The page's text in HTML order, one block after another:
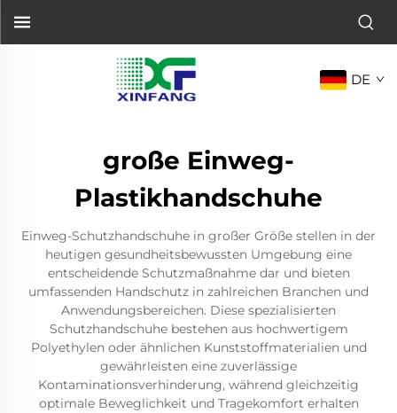
DE
große Einweg-
Plastikhandschuhe
Einweg-Schutzhandschuhe in großer Größe stellen in der
heutigen gesundheitsbewussten Umgebung eine
entscheidende Schutzmaßnahme dar und bieten
umfassenden Handschutz in zahlreichen Branchen und
Anwendungsbereichen. Diese spezialisierten
Schutzhandschuhe bestehen aus hochwertigem
Polyethylen oder ähnlichen Kunststoffmaterialien und
gewährleisten eine zuverlässige
Kontaminationsverhinderung, während gleichzeitig
optimale Beweglichkeit und Tragekomfort erhalten